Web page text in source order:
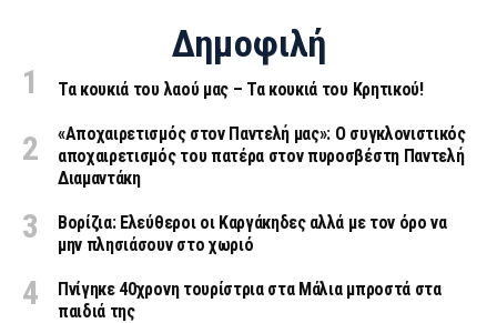
Δημοφιλή
Τα κουκιά του λαού μας – Τα κουκιά του Κρητικού!
«Aποχαιρετισμός στον Παντελή μας»: Ο συγκλονιστικός
αποχαιρετισμός του πατέρα στον πυροσβέστη Παντελή
Διαμαντάκη
Βορίζια: Ελεύθεροι οι Καργάκηδες αλλά με τον όρο να
μην πλησιάσουν στο χωριό
Πνίγηκε 40χρονη τουρίστρια στα Μάλια μπροστά στα
παιδιά της